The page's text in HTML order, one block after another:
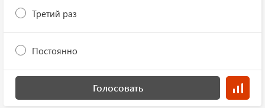
Третий раз
Постоянно
Голосовать